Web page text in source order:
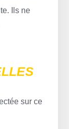
Ils ne
sur ce